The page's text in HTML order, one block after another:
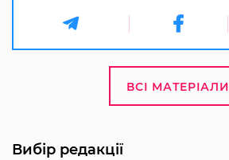
ВСІ МАТЕРІАЛИ
Вибір редакції